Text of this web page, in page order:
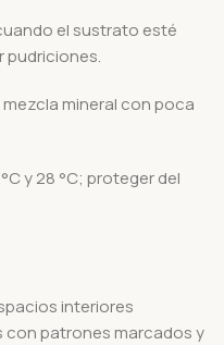
el sustrato esté
pudriciones.
mineral con poca
y 28 °C; proteger del
interiores
con patrones marcados y